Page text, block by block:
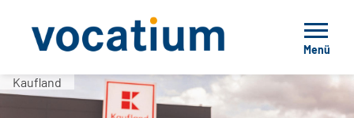
Menü
Kaufland